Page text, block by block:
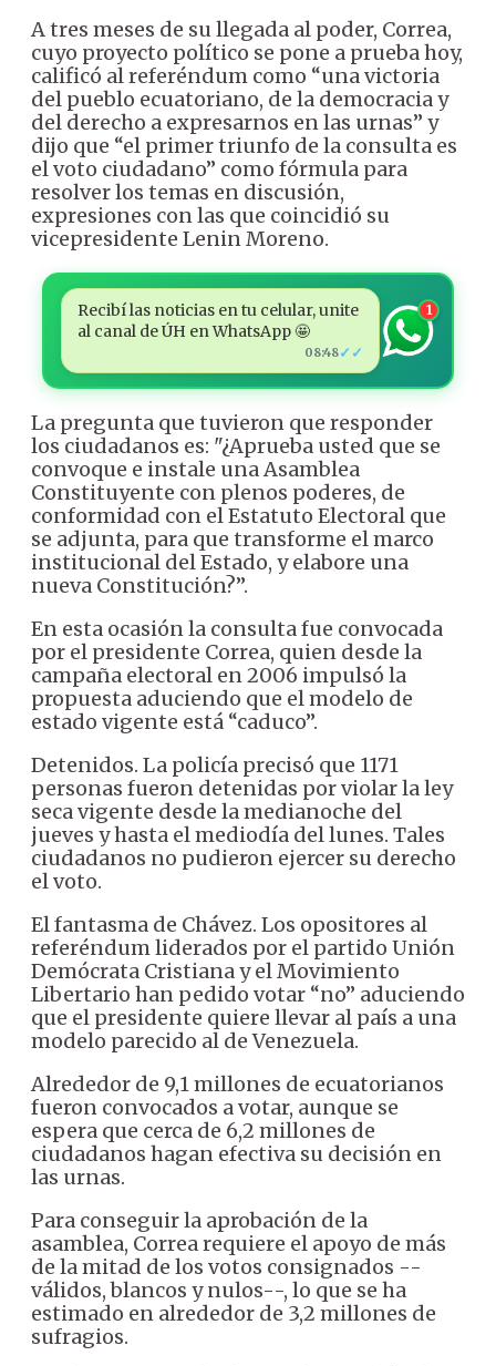
A tres meses de su llegada al poder, Correa,
cuyo proyecto político se pone a prueba hoy,
calificó al referéndum como “una victoria
del pueblo ecuatoriano, de la democracia y
del derecho a expresarnos en las urnas” y
dijo que “el primer triunfo de la consulta es
el voto ciudadano” como fórmula para
resolver los temas en discusión,
expresiones con las que coincidió su
vicepresidente Lenin Moreno.
Recibí las noticias en tu celular, unite
al canal de ÚH en WhatsApp 🤩
08:48✓✓
1
La pregunta que tuvieron que responder
los ciudadanos es: "¿Aprueba usted que se
convoque e instale una Asamblea
Constituyente con plenos poderes, de
conformidad con el Estatuto Electoral que
se adjunta, para que transforme el marco
institucional del Estado, y elabore una
nueva Constitución?”.
En esta ocasión la consulta fue convocada
por el presidente Correa, quien desde la
campaña electoral en 2006 impulsó la
propuesta aduciendo que el modelo de
estado vigente está “caduco”.
Detenidos. La policía precisó que 1171
personas fueron detenidas por violar la ley
seca vigente desde la medianoche del
jueves y hasta el mediodía del lunes. Tales
ciudadanos no pudieron ejercer su derecho
el voto.
El fantasma de Chávez. Los opositores al
referéndum liderados por el partido Unión
Demócrata Cristiana y el Movimiento
Libertario han pedido votar “no” aduciendo
que el presidente quiere llevar al país a una
modelo parecido al de Venezuela.
Alrededor de 9,1 millones de ecuatorianos
fueron convocados a votar, aunque se
espera que cerca de 6,2 millones de
ciudadanos hagan efectiva su decisión en
las urnas.
Para conseguir la aprobación de la
asamblea, Correa requiere el apoyo de más
de la mitad de los votos consignados --
válidos, blancos y nulos--, lo que se ha
estimado en alrededor de 3,2 millones de
sufragios.